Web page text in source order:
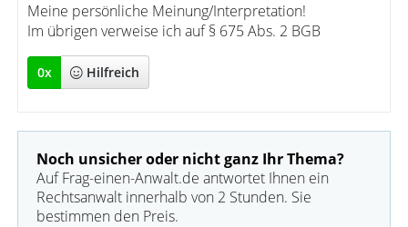
Meine persönliche Meinung/Interpretation!
Im übrigen verweise ich auf § 675 Abs. 2 BGB
0x Hilfreich
Noch unsicher oder nicht ganz Ihr Thema?
Auf Frag-einen-Anwalt.de antwortet Ihnen ein
Rechtsanwalt innerhalb von 2 Stunden. Sie
bestimmen den Preis.